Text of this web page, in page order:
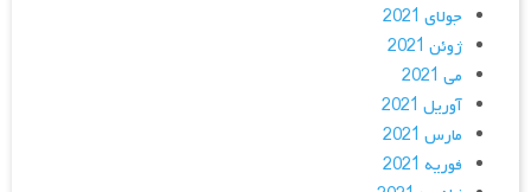
جولای 2021
ژوئن 2021
می 2021
آوریل 2021
مارس 2021
فوریه 2021